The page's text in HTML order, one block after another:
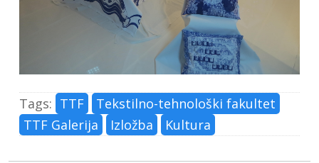
Tags: TTF
Tekstilno-tehnološki fakultet
TTF Galerija
Izložba Kultura